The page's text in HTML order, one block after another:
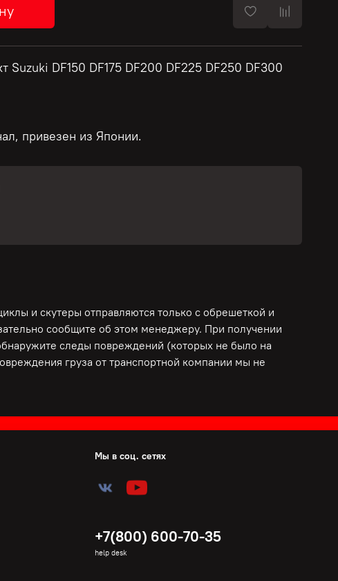
Suzuki DF150 DF175 DF200 DF225 DF250 DF300
привезен из Японии.
и скутеры отправляются только с обрешеткой и
сообщите об этом менеджеру. При получении
следы повреждений (которых не было на
груза от транспортной компании мы не
Мы в соц. сетях
+7(800) 600-70-35
help desk